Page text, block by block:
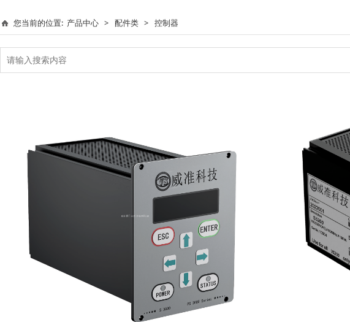
您当前的位置: 产品中心 > 配件类 > 控制器